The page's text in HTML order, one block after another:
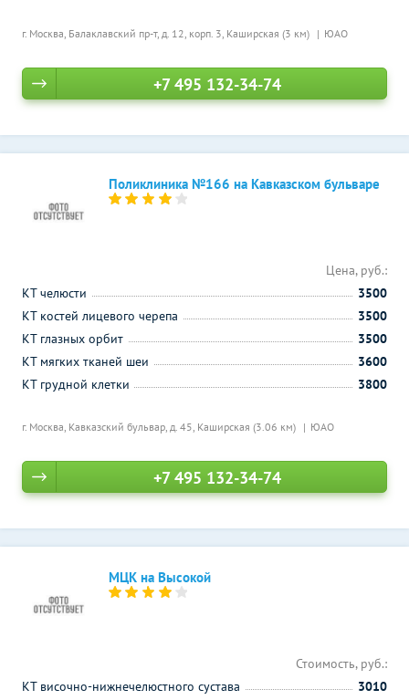
г. Москва, Балаклавский пр-т, д. 12, корп. 3, Каширская (3 км) ЮАО
+7 495 132-34-74
Поликлиника №166 на Кавказском бульваре
г. Москва, Кавказский бульвар, д. 45, Каширская (3.06 км) ЮАО
Цена, руб.:
КТ челюсти
3500
КТ костей лицевого черепа
3500
КТ глазных орбит
3500
КТ мягких тканей шеи
3600
КТ грудной клетки
3800
+7 495 132-34-74
МЦК на Высокой
Стоимость, руб.:
КТ височно-нижнечелюстного сустава
3010